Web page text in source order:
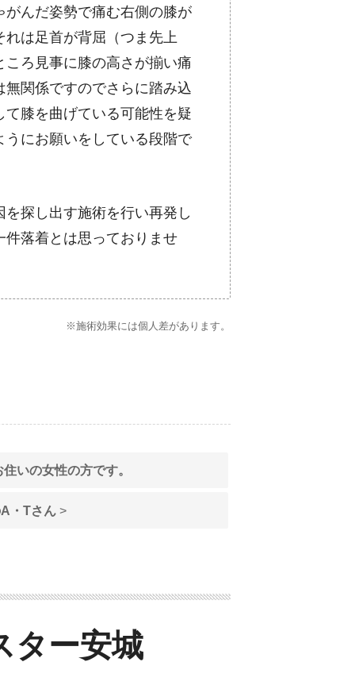
んだ姿勢で痛む右側の膝が
は足首が背屈（つま先上
ろ見事に膝の高さが揃い痛
関係ですのでさらに踏み込
膝を曲げている可能性を疑
にお願いをしている段階で
探し出す施術を行い再発し
落着とは思っておりませ
※施術効果には個人差があります。
いの女性の方です。
・Tさん >
ター安城